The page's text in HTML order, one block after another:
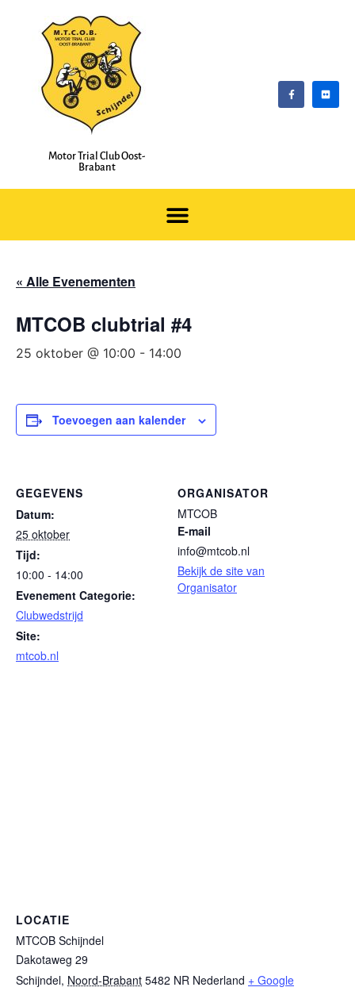
Motor Trial Club Oost-
Brabant
« Alle Evenementen
MTCOB clubtrial #4
25 oktober @ 10:00 - 14:00
Toevoegen aan kalender
GEGEVENS
Datum:
25 oktober
Tijd:
10:00 - 14:00
Evenement Categorie:
Clubwedstrijd
Site:
mtcob.nl
ORGANISATOR
MTCOB
E-mail
info@mtcob.nl
Bekijk de site van
Organisator
LOCATIE
MTCOB Schijndel
Dakotaweg 29
Schijndel, Noord-Brabant 5482 NR Nederland + Google